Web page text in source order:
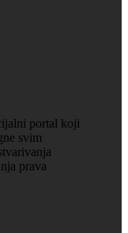
portal koji
svim
prava